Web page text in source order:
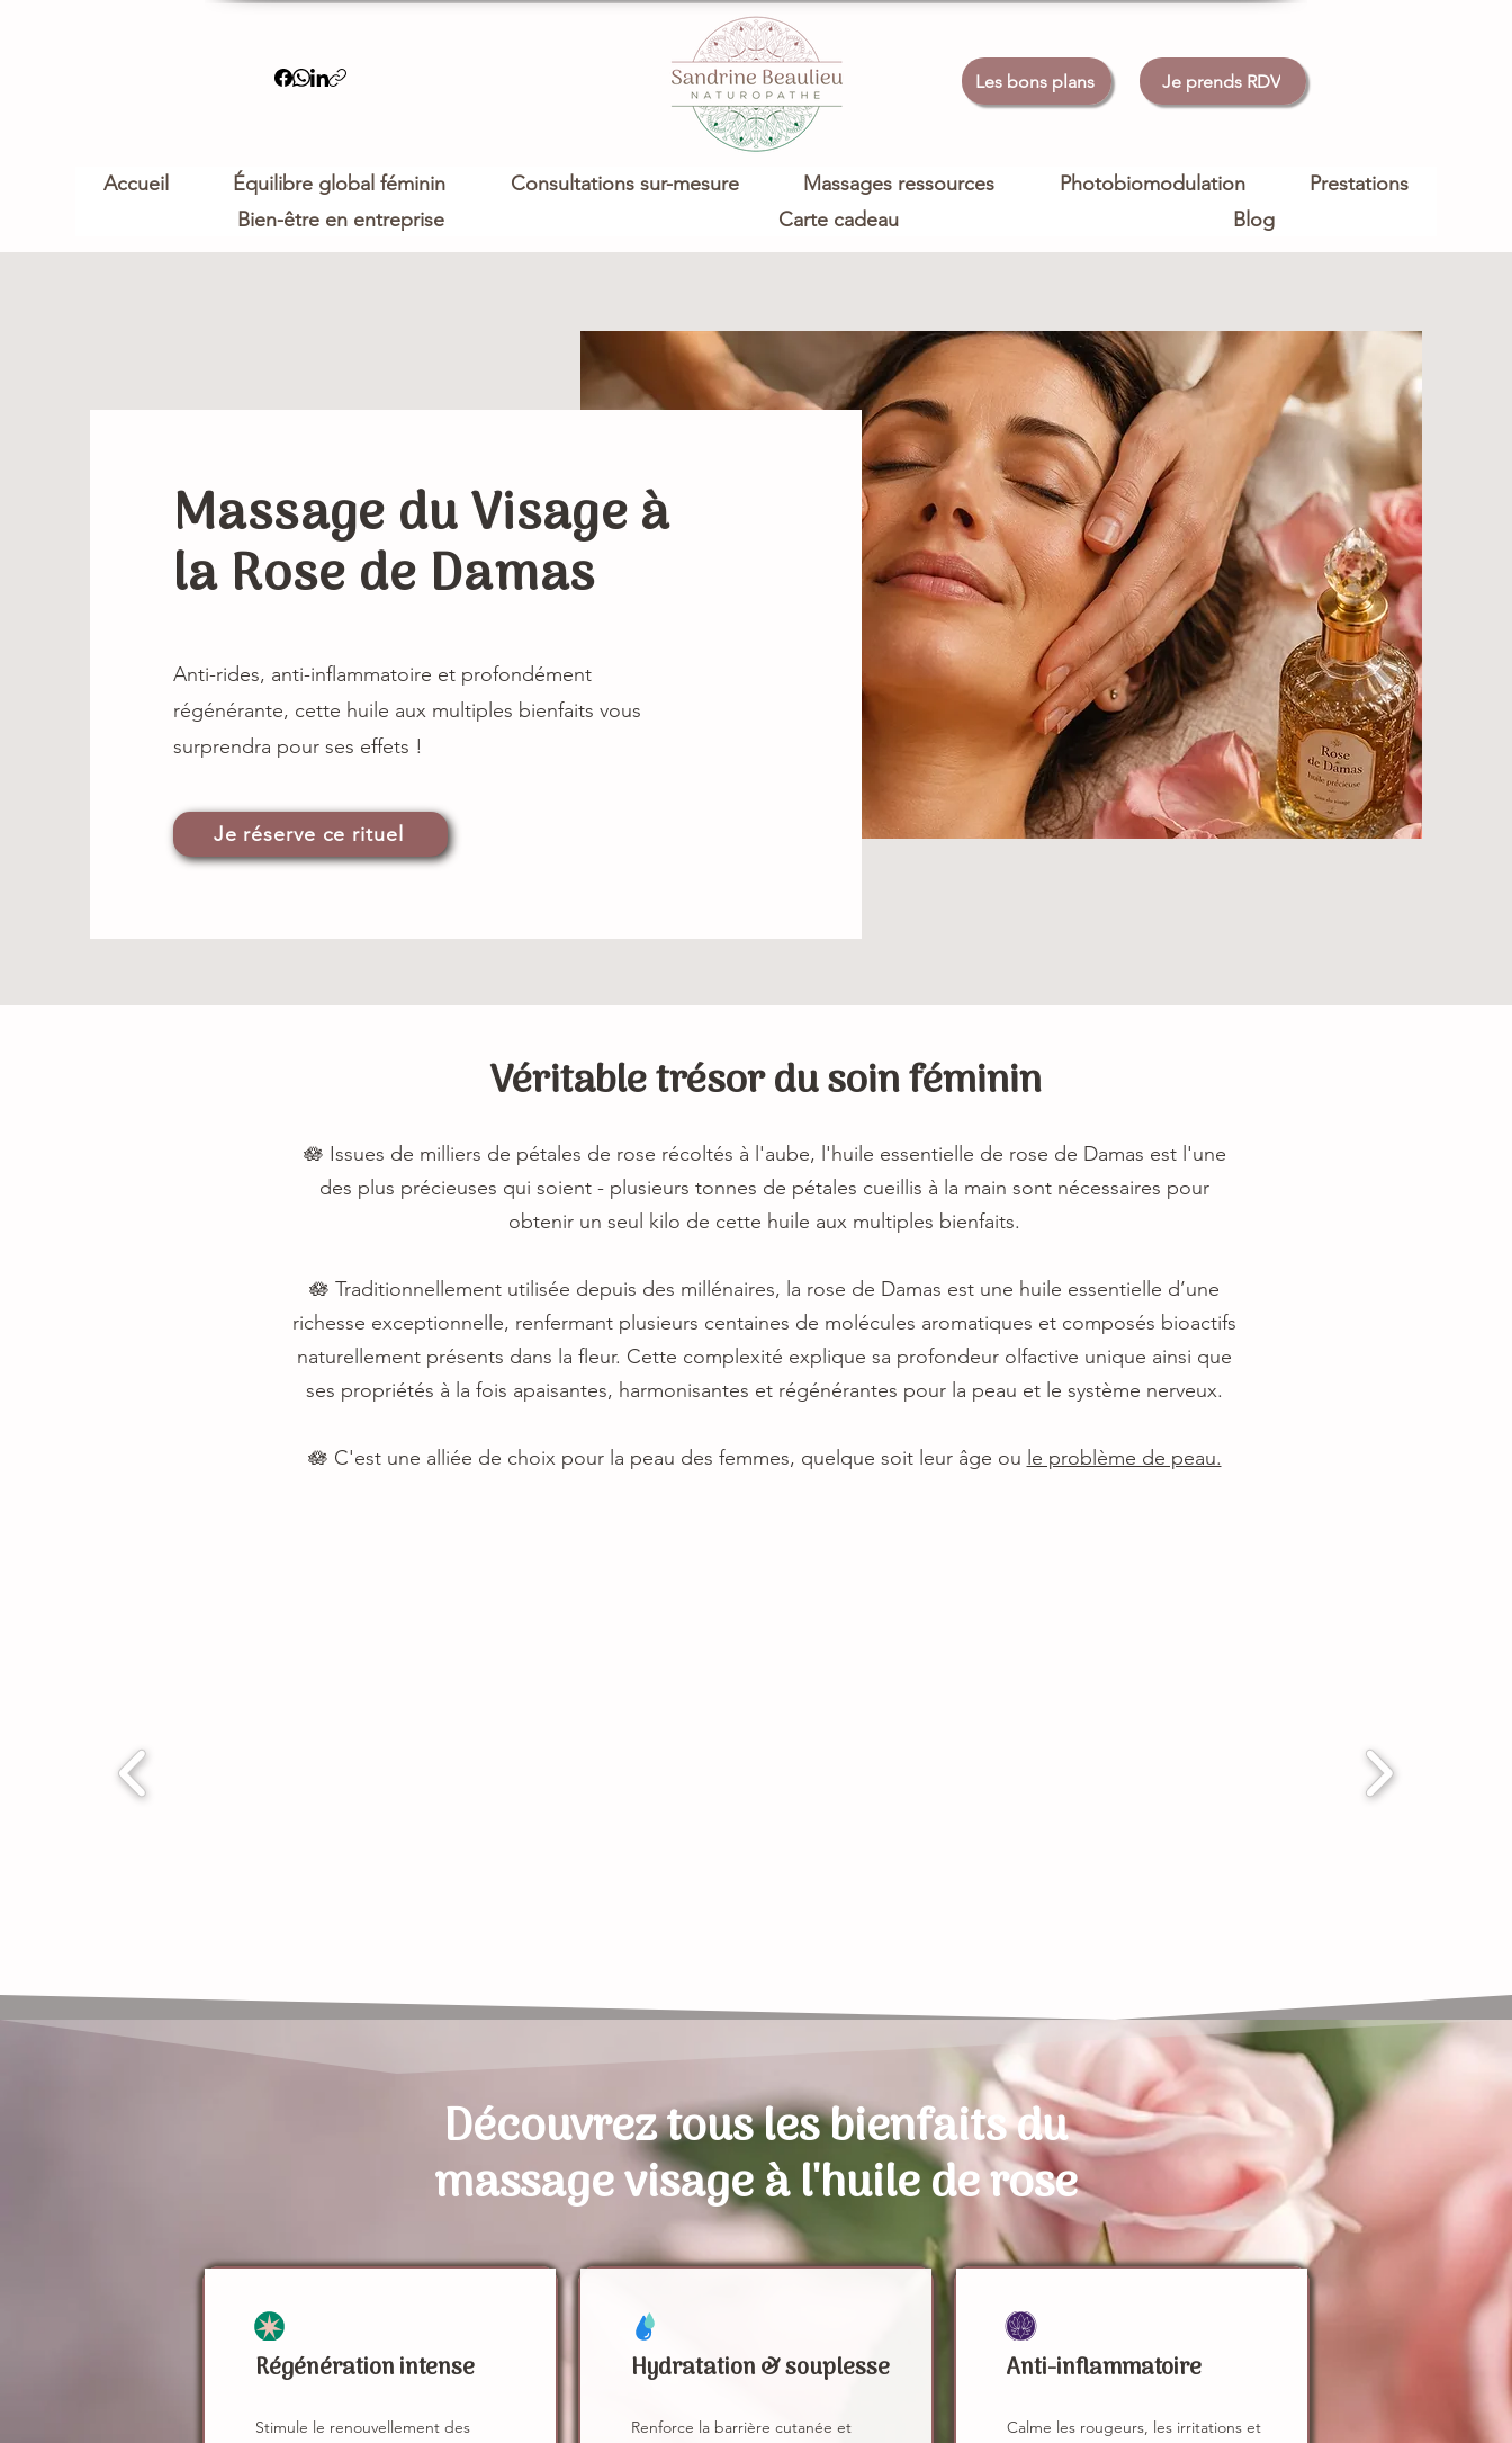
Les bons plans Je prends RDV
Accueil Équilibre global féminin Consultations sur-mesure Massages ressources Photobiomodulation
Prestations
Bien-être en entreprise
Carte cadeau Blog
Massage du Visage à
la Rose de Damas
Anti-rides, anti-inflammatoire et profondément
régénérante, cette huile aux multiples bienfaits vous
surprendra pour ses effets !
Je réserve ce rituel
Véritable trésor du soin féminin
🪷 Issues de milliers de pétales de rose récoltés à l'aube, l'huile essentielle de rose de Damas est l'une
des plus précieuses qui soient - plusieurs tonnes de pétales cueillis à la main sont nécessaires pour
obtenir un seul kilo de cette huile aux multiples bienfaits.
🪷 Traditionnellement utilisée depuis des millénaires, la rose de Damas est une huile essentielle d’une
richesse exceptionnelle, renfermant plusieurs centaines de molécules aromatiques et composés bioactifs
naturellement présents dans la fleur. Cette complexité explique sa profondeur olfactive unique ainsi que
ses propriétés à la fois apaisantes, harmonisantes et régénérantes pour la peau et le système nerveux.
🪷 C'est une alliée de choix pour la peau des femmes, quelque soit leur âge ou le problème de peau.
Découvrez tous les bienfaits du
massage visage à l'huile de rose
Régénération intense
Stimule le renouvellement des
Hydratation & souplesse
Renforce la barrière cutanée et
Anti-inflammatoire
Calme les rougeurs, les irritations et